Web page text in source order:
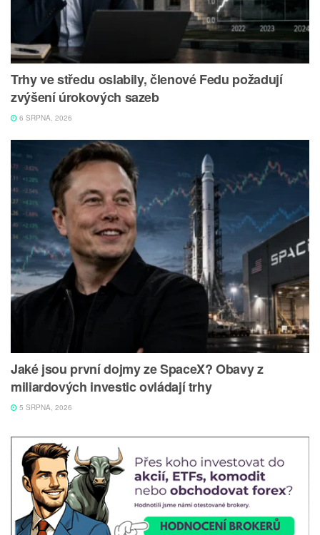
Trhy ve středu oslabily, členové Fedu požadují
zvýšení úrokových sazeb
6 SRPNA, 2026
Jaké jsou první dojmy ze SpaceX? Obavy z
miliardových investic ovládají trhy
5 SRPNA, 2026